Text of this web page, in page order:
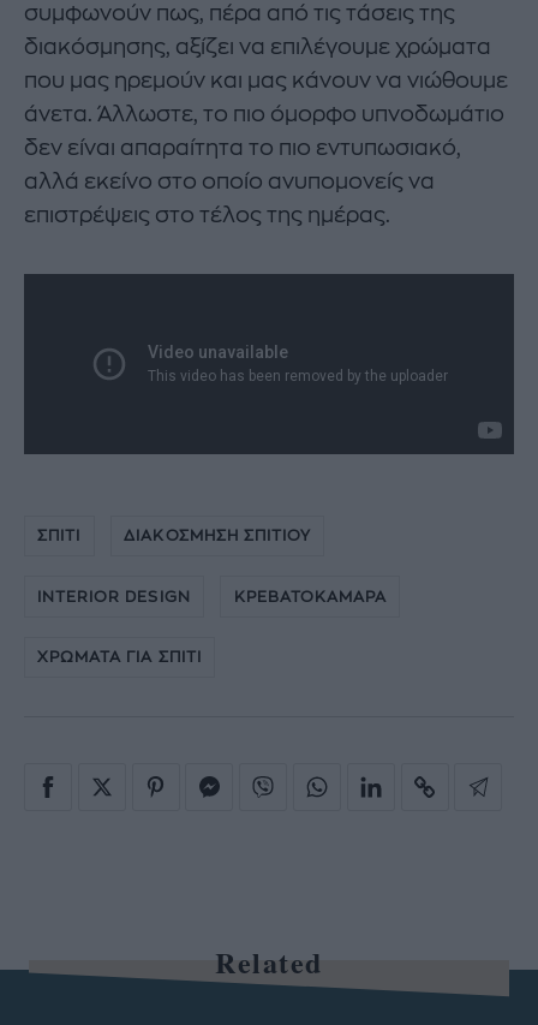
συμφωνούν πως, πέρα από τις τάσεις της
διακόσμησης, αξίζει να επιλέγουμε χρώματα
που μας ηρεμούν και μας κάνουν να νιώθουμε
άνετα. Άλλωστε, το πιο όμορφο υπνοδωμάτιο
δεν είναι απαραίτητα το πιο εντυπωσιακό,
αλλά εκείνο στο οποίο ανυπομονείς να
επιστρέψεις στο τέλος της ημέρας.
ΣΠΙΤΙ ΔΙΑΚΟΣΜΗΣΗ ΣΠΙΤΙΟΥ
INTERIOR DESIGN ΚΡΕΒΑΤΟΚΑΜΑΡΑ
ΧΡΩΜΑΤΑ ΓΙΑ ΣΠΙΤΙ
Related